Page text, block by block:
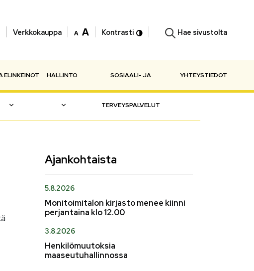
Verkkokauppa Kontrasti Hae sivustolta
ELINKEINOT HALLINTO SOSIAALI- JA
TERVEYSPALVELUT
YHTEYSTIEDOT
Ajankohtaista
5.8.2026
Monitoimitalon kirjasto menee kiinni
perjantaina klo 12.00
3.8.2026
Henkilömuutoksia
maaseutuhallinnossa